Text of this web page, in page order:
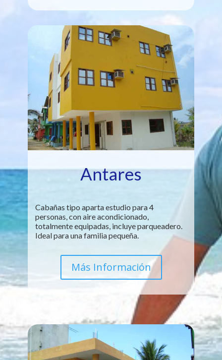
Antares
Cabañas tipo aparta estudio para 4
personas, con aire acondicionado,
totalmente equipadas, incluye parqueadero.
Ideal para una familia pequeña.
Más Información